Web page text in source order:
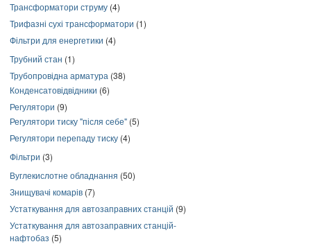
Трансформатори струму (4)
Трифазні сухі трансформатори (1)
Фільтри для енергетики (4)
Трубний стан (1)
Трубопровідна арматура (38)
Конденсатовідвідники (6)
Регулятори (9)
Регулятори тиску "після себе" (5)
Регулятори перепаду тиску (4)
Фільтри (3)
Вуглекислотне обладнання (50)
Знищувачі комарів (7)
Устаткування для автозаправних станцій (9)
Устаткування для автозаправних станцій-
нафтобаз (5)